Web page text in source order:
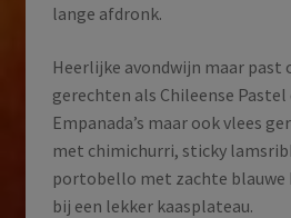
lange afdronk.
Heerlijke avondwijn maar past
gerechten als Chileense Pastel
Empanada’s maar ook vlees
met chimichurri, sticky
portobello met zachte blauwe
bij een lekker kaasplateau.